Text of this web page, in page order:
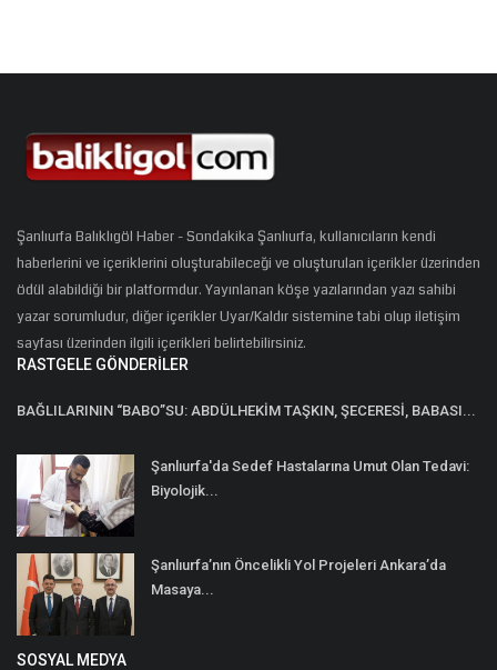
Şanlıurfa Balıklıgöl Haber - Sondakika Şanlıurfa, kullanıcıların kendi
haberlerini ve içeriklerini oluşturabileceği ve oluşturulan içerikler üzerinden
ödül alabildiği bir platformdur. Yayınlanan köşe yazılarından yazı sahibi
yazar sorumludur, diğer içerikler Uyar/Kaldır sistemine tabi olup iletişim
sayfası üzerinden ilgili içerikleri belirtebilirsiniz.
RASTGELE GÖNDERILER
BAĞLILARININ “BABO”SU: ABDÜLHEKİM TAŞKIN, ŞECERESİ, BABASI...
Şanlıurfa'da Sedef Hastalarına Umut Olan Tedavi:
Biyolojik...
Şanlıurfa’nın Öncelikli Yol Projeleri Ankara’da
Masaya...
SOSYAL MEDYA